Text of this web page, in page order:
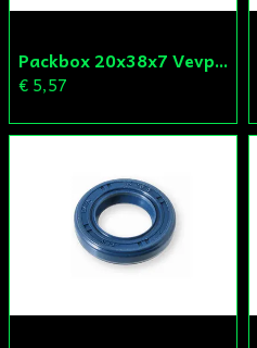
Packbox 20x38x7 Vevparti Derbi (original)
€ 5,57